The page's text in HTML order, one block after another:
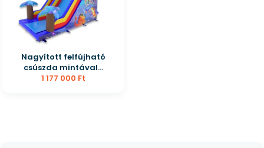
Nagyított felfújható
csúszda mintával...
1 177 000 Ft